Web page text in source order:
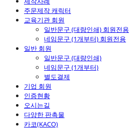
주문제작 캐릭터
교육기관 회원
일반문구 (대량인쇄) 회원전용
네임문구 (1개부터) 회원전용
일반 회원
일반문구 (대량인쇄)
네임문구 (1개부터)
별도결제
기업 회원
인증현황
오시는길
다양한 판촉물
카코(KACO)